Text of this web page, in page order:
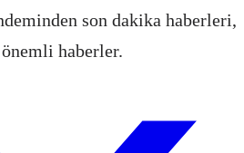
son dakika haberleri,
haberler.